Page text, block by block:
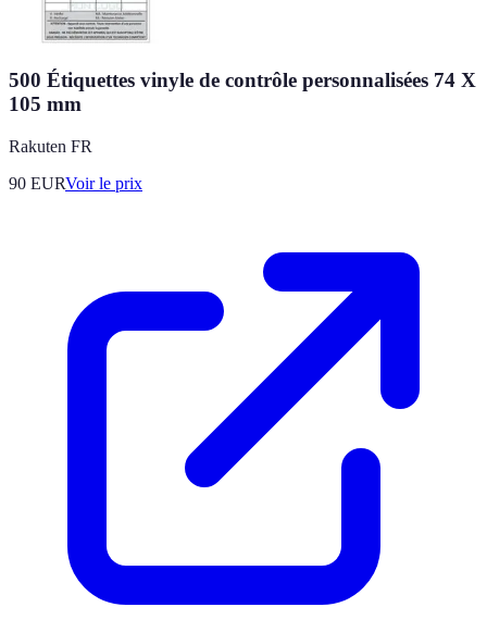
500 Étiquettes vinyle de contrôle personnalisées 74 X
105 mm
Rakuten FR
90 EURVoir le prix